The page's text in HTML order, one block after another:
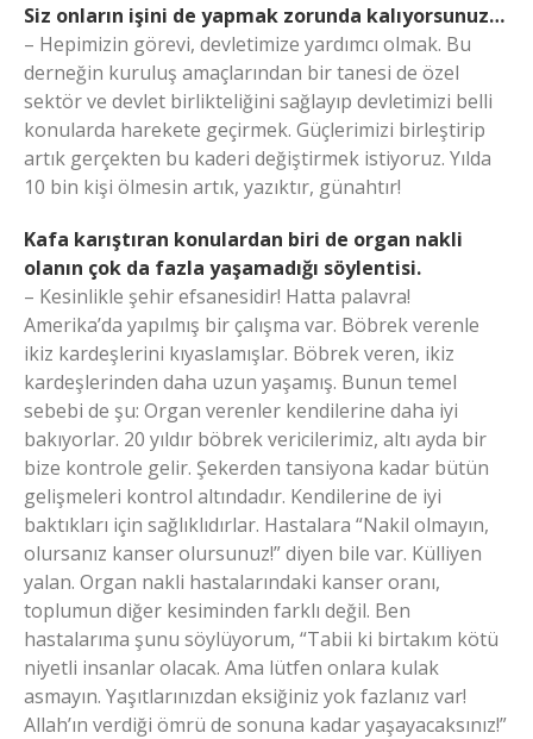
Siz onların işini de yapmak zorunda kalıyorsunuz…
– Hepimizin görevi, devletimize yardımcı olmak. Bu
derneğin kuruluş amaçlarından bir tanesi de özel
sektör ve devlet birlikteliğini sağlayıp devletimizi belli
konularda harekete geçirmek. Güçlerimizi birleştirip
artık gerçekten bu kaderi değiştirmek istiyoruz. Yılda
10 bin kişi ölmesin artık, yazıktır, günahtır!
Kafa karıştıran konulardan biri de organ nakli
olanın çok da fazla yaşamadığı söylentisi.
– Kesinlikle şehir efsanesidir! Hatta palavra!
Amerika’da yapılmış bir çalışma var. Böbrek verenle
ikiz kardeşlerini kıyaslamışlar. Böbrek veren, ikiz
kardeşlerinden daha uzun yaşamış. Bunun temel
sebebi de şu: Organ verenler kendilerine daha iyi
bakıyorlar. 20 yıldır böbrek vericilerimiz, altı ayda bir
bize kontrole gelir. Şekerden tansiyona kadar bütün
gelişmeleri kontrol altındadır. Kendilerine de iyi
baktıkları için sağlıklıdırlar. Hastalara “Nakil olmayın,
olursanız kanser olursunuz!” diyen bile var. Külliyen
yalan. Organ nakli hastalarındaki kanser oranı,
toplumun diğer kesiminden farklı değil. Ben
hastalarıma şunu söylüyorum, “Tabii ki birtakım kötü
niyetli insanlar olacak. Ama lütfen onlara kulak
asmayın. Yaşıtlarınızdan eksiğiniz yok fazlanız var!
Allah’ın verdiği ömrü de sonuna kadar yaşayacaksınız!”